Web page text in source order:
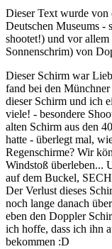
Dieser Text wurde von
Deutschen Museums -
shootet!) und vor
Sonnenschrim) von
Dieser Schirm war
fand bei den
dieser Schirm und ich
viele! - besondere
alten Schirm aus den
hatte - überlegt mal,
Regenschirme? Wir
Windstoß überleben...
auf dem Buckel,
Der Verlust dieses
noch lange danach
eben den Doppler
ich hoffe, dass ich ihn
bekommen :D